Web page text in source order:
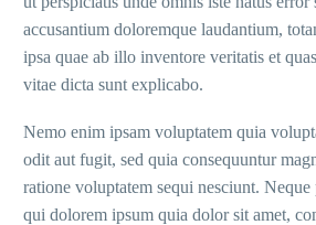
accusantium doloremque laudantium,
ipsa quae ab illo inventore veritatis et
vitae dicta sunt explicabo.
Nemo enim ipsam voluptatem quia
odit aut fugit, sed quia consequuntur
ratione voluptatem sequi nesciunt. Neque
qui dolorem ipsum quia dolor sit amet,